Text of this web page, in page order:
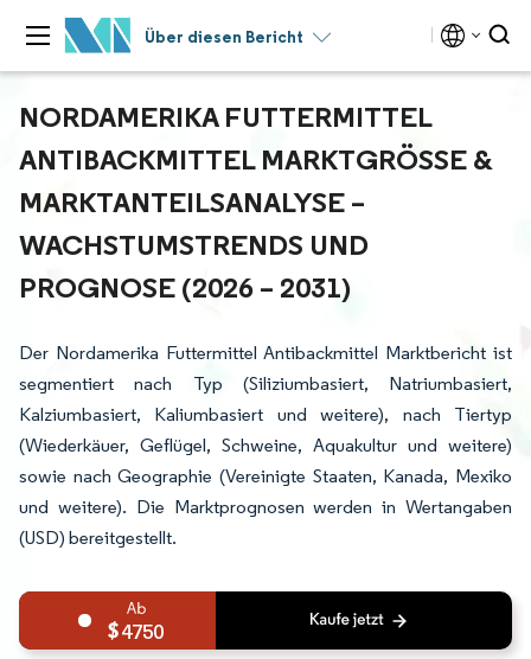
Über diesen Bericht
NORDAMERIKA FUTTERMITTEL
ANTIBACKMITTEL MARKTGRÖSSE & M
ARKTANTEILSANALYSE – W
ACHSTUMSTRENDS UND P
ROGNOSE (2026 – 2031)
Der Nordamerika Futtermittel Antibackmittel Marktbericht ist
segmentiert nach Typ (Siliziumbasiert, Natriumbasiert,
Kalziumbasiert, Kaliumbasiert und weitere), nach Tiertyp
(Wiederkäuer, Geflügel, Schweine, Aquakultur und weitere)
sowie nach Geographie (Vereinigte Staaten, Kanada, Mexiko
und weitere). Die Marktprognosen werden in Wertangaben
(USD) bereitgestellt.
4750